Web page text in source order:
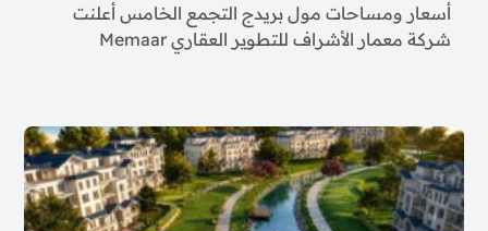
أسعار ومساحات مول بريدج التجمع الخامس أعلنت
شركة معمار الأشراف للتطوير العقاري Memaar